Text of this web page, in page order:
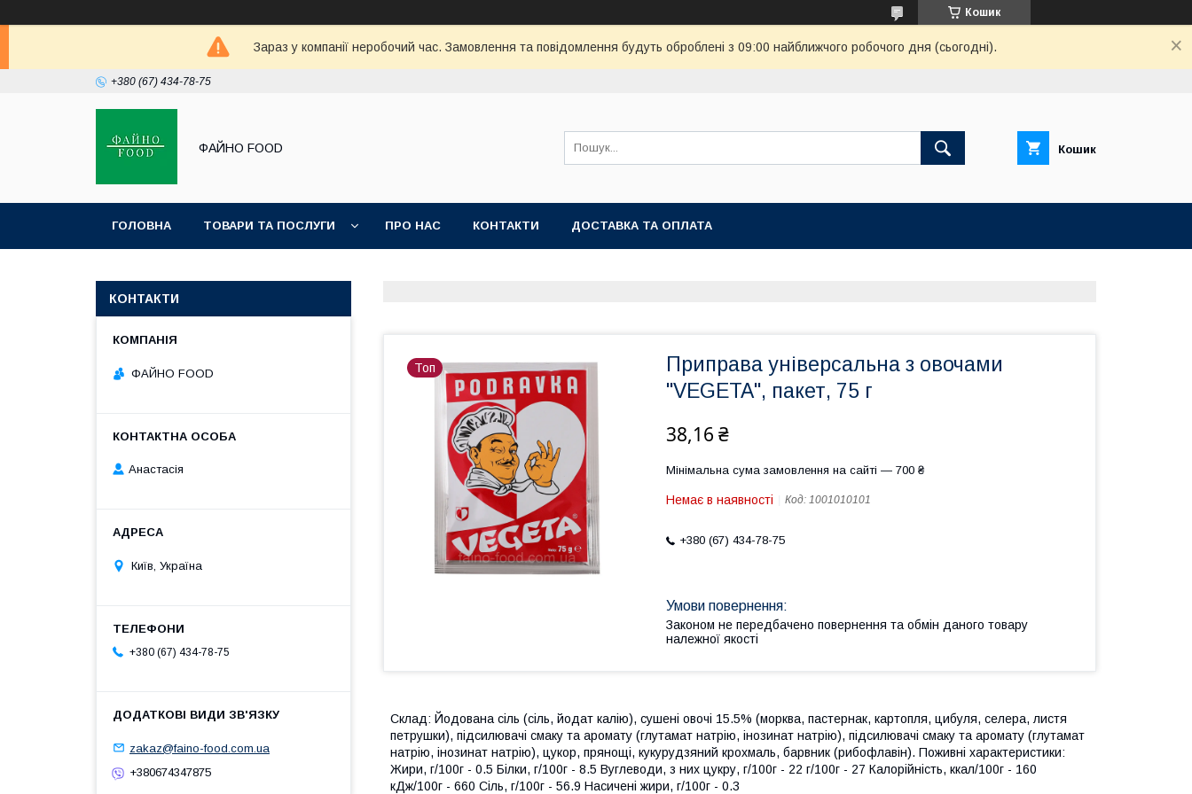
Кошик
Зараз у компанії неробочий час. Замовлення та повідомлення будуть оброблені з 09:00 найближчого робочого дня (сьогодні).
+380 (67) 434-78-75
ФАЙНО FOOD Кошик
ГОЛОВНА ТОВАРИ ТА ПОСЛУГИ ПРО НАС КОНТАКТИ ДОСТАВКА ТА ОПЛАТА
Топ
Приправа універсальна з овочами
"VEGETA", пакет, 75 г
38,16 ₴
Мінімальна сума замовлення на сайті — 700 ₴
Немає в наявності Код: 1001010101
+380 (67) 434-78-75
Законом не передбачено повернення та обмін даного товару
належної якості
Склад: Йодована сіль (сіль, йодат калію), сушені овочі 15.5% (морква, пастернак, картопля, цибуля, селера, листя
петрушки), підсилювачі смаку та аромату (глутамат натрію, інозинат натрію), підсилювачі смаку та аромату (глутамат
натрію, інозинат натрію), цукор, прянощі, кукурудзяний крохмаль, барвник (рибофлавін). Поживні характеристики:
Жири, г/100г - 0.5 Білки, г/100г - 8.5 Вуглеводи, з них цукру, г/100г - 22 г/100г - 27 Калорійність, ккал/100г - 160
кДж/100г - 660 Сіль, г/100г - 56.9 Насичені жири, г/100г - 0.3
КОНТАКТИ
ФАЙНО FOOD
Анастасія
Київ, Україна
+380 (67) 434-78-75
zakaz@faino-food.com.ua
+380674347875